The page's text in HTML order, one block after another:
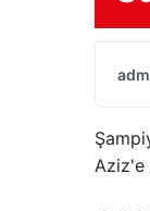
Aziz'e